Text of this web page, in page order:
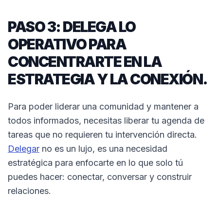
PASO 3: DELEGA LO
OPERATIVO PARA
CONCENTRARTE EN LA
ESTRATEGIA Y LA CONEXIÓN.
Para poder liderar una comunidad y mantener a
todos informados, necesitas liberar tu agenda de
tareas que no requieren tu intervención directa.
Delegar no es un lujo, es una necesidad
estratégica para enfocarte en lo que solo tú
puedes hacer: conectar, conversar y construir
relaciones.